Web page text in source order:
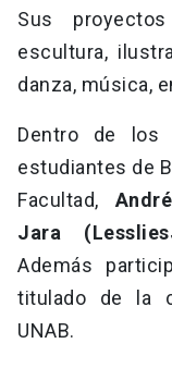
Sus
escultura,
danza, música,
Dentro de los
estudiantes de
Facultad,
Jara
Además
titulado de la
UNAB.